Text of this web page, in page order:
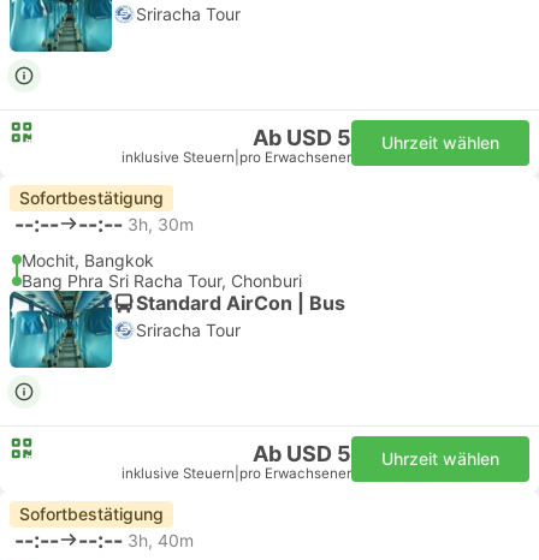
Sriracha Tour
Ab USD 5
inklusive Steuern pro Erwachsener
Uhrzeit wählen
Sofortbestätigung
--:-- --:-- 3h, 30m
Mochit, Bangkok
Bang Phra Sri Racha Tour, Chonburi
Standard AirCon | Bus
Sriracha Tour
Ab USD 5
inklusive Steuern pro Erwachsener
Uhrzeit wählen
Sofortbestätigung
--:-- --:-- 3h, 40m